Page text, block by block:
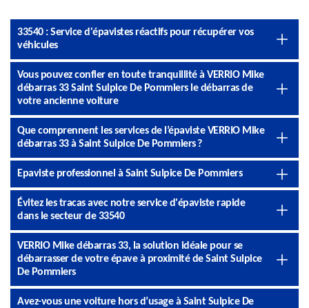
33540 : Service d'épavistes réactifs pour récupérer vos
véhicules
Vous pouvez confier en toute tranquillité à VERRIO Mike
débarras 33 Saint Sulpice De Pommiers le débarras de
votre ancienne voiture
Que comprennent les services de l’épaviste VERRIO Mike
débarras 33 à Saint Sulpice De Pommiers ?
Epaviste professionnel à Saint Sulpice De Pommiers
Évitez les tracas avec notre service d'épaviste rapide
dans le secteur de 33540
VERRIO Mike débarras 33, la solution idéale pour se
débarrasser de votre épave à proximité de Saint Sulpice
De Pommiers
Avez-vous une voiture hors d’usage à Saint Sulpice De